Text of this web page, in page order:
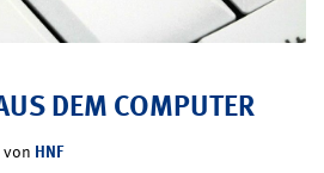
DEM COMPUTER
von HNF